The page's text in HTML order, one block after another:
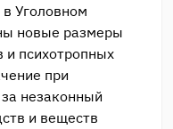
Уголовном
новые размеры
и психотропных
при
незаконный
и веществ